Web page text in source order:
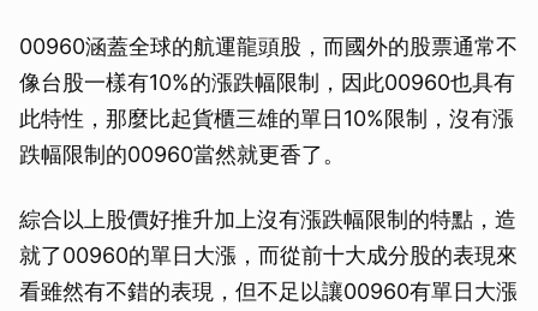
00960涵蓋全球的航運龍頭股，而國外的股票通常不
像台股一樣有10%的漲跌幅限制，因此00960也具有
此特性，那麼比起貨櫃三雄的單日10%限制，沒有漲
跌幅限制的00960當然就更香了。
綜合以上股價好推升加上沒有漲跌幅限制的特點，造
就了00960的單日大漲，而從前十大成分股的表現來
看雖然有不錯的表現，但不足以讓00960有單日大漲